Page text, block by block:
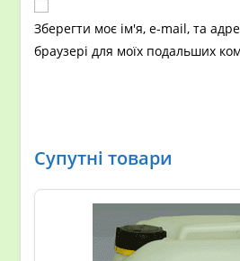
Зберегти моє ім'я, e-mail, та
браузері для моїх подальших
Супутні товари